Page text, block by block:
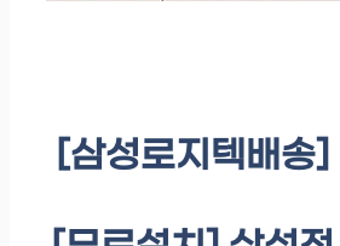
[삼성로지텍배송]